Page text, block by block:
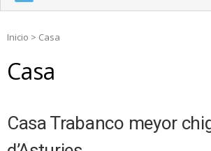
Inicio > Casa
Casa
Casa Trabanco meyor